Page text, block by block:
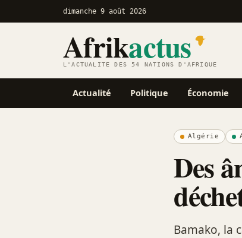
dimanche 9 août 2026
Afrikactus
L'ACTUALITÉ DES 54 NATIONS D'AFRIQUE
Actualité Politique Économie
Algérie
Des
Bamako, la